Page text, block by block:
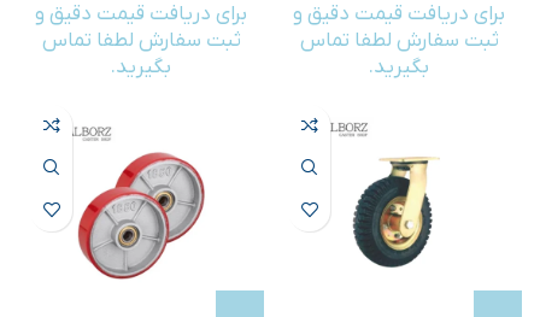
برای دریافت قیمت دقیق و
ثبت سفارش لطفا تماس
بگیرید.
برای دریافت قیمت دقیق و
ثبت سفارش لطفا تماس
بگیرید.